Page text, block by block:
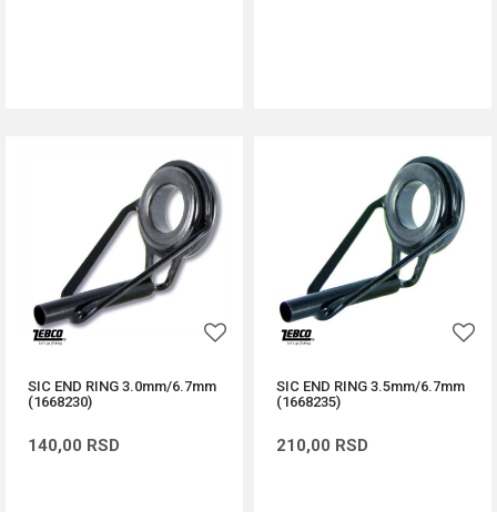
SIC END RING 3.0mm/6.7mm
(1668230)
140,00 RSD
SIC END RING 3.5mm/6.7mm
(1668235)
210,00 RSD